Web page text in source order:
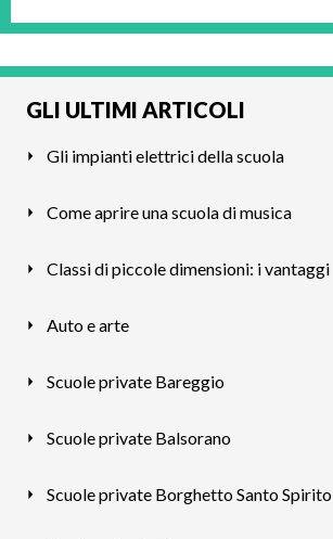
GLI ULTIMI ARTICOLI
Gli impianti elettrici della scuola
Come aprire una scuola di musica
Classi di piccole dimensioni: i vantaggi
Auto e arte
Scuole private Bareggio
Scuole private Balsorano
Scuole private Borghetto Santo Spirito